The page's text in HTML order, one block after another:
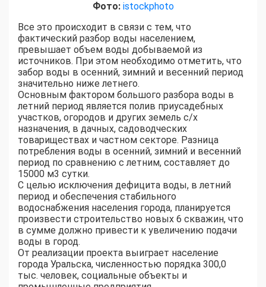
Фото: istockphoto
Все это происходит в связи с тем, что
фактический разбор воды населением,
превышает объем воды добываемой из
источников. При этом необходимо отметить, что
забор воды в осенний, зимний и весенний период
значительно ниже летнего.
Основным фактором большого разбора воды в
летний период является полив приусадебных
участков, огородов и других земель с/х
назначения, в дачных, садоводческих
товариществах и частном секторе. Разница
потребления воды в осенний, зимний и весенний
период по сравнению с летним, составляет до
15000 м3 сутки.
С целью исключения дефицита воды, в летний
период и обеспечения стабильного
водоснабжения населения города, планируется
произвести строительство новых 6 скважин, что
в сумме должно привести к увеличению подачи
воды в город.
От реализации проекта выиграет население
города Уральска, численностью порядка 300,0
тыс. человек, социальные объекты и